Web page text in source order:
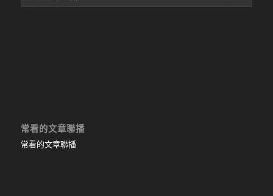
常看的文章聯播
常看的文章聯播